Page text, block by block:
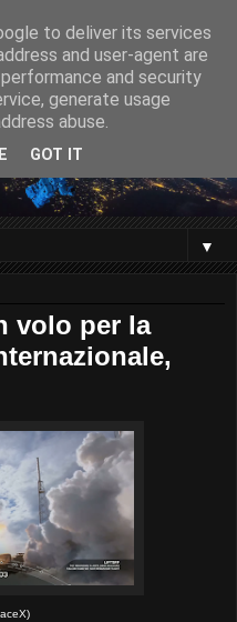
▼
volo per la
to deliver its services
and user-agent are
and security
generate usage
abuse.
GOT IT